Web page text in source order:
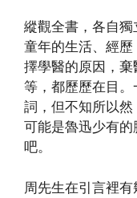
縱觀全書，各自
童年的生活、經
擇學醫的原因，
等，都歷歷在目
詞，但不知所以
可能是魯迅少有
吧。
周先生在引言裡